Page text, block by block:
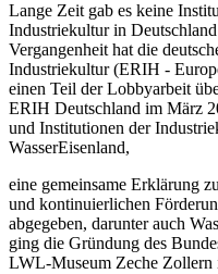
Lange Zeit gab es keine
Industriekultur in
Vergangenheit hat die
Industriekultur (ERIH -
einen Teil der Lobbyarbeit
ERIH Deutschland im März
und Institutionen der
WasserEisenland,
eine gemeinsame Erklärung
und kontinuierlichen
abgegeben, darunter auch
ging die Gründung des
LWL-Museum Zeche Zollern